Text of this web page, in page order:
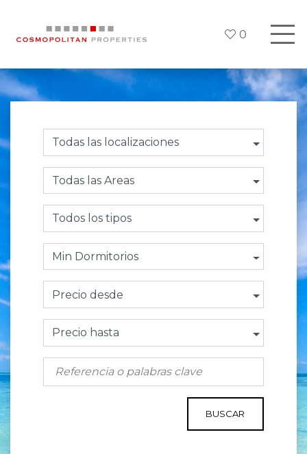
0
Todas las localizaciones
Todas las Areas
Todos los tipos
Min Dormitorios
Precio desde
Precio hasta
BUSCAR